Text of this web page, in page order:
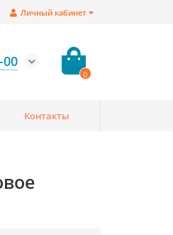
Личный кабинет
00
0
Контакты